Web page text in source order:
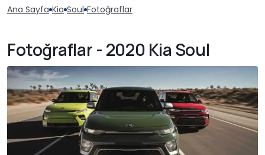
Ana Sayfa Kia Soul Fotoğraflar
Fotoğraflar - 2020 Kia Soul